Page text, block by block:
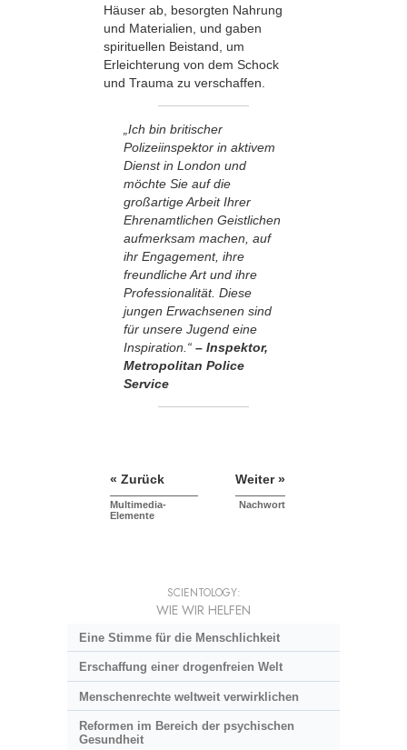
Häuser ab, besorgten Nahrung
und Materialien, und gaben
spirituellen Beistand, um
Erleichterung von dem Schock
und Trauma zu verschaffen.
„Ich bin britischer
Polizeiinspektor in aktivem
Dienst in London und
möchte Sie auf die
großartige Arbeit Ihrer
Ehrenamtlichen Geistlichen
aufmerksam machen, auf
ihr Engagement, ihre
freundliche Art und ihre
Professionalität. Diese
jungen Erwachsenen sind
für unsere Jugend eine
Inspiration.“ – Inspektor,
Metropolitan Police
Service
« Zurück
Multimedia-
Elemente
Weiter »
Nachwort
SCIENTOLOGY:
WIE WIR HELFEN
Eine Stimme für die Menschlichkeit
Erschaffung einer drogenfreien Welt
Menschenrechte weltweit verwirklichen
Reformen im Bereich der psychischen
Gesundheit